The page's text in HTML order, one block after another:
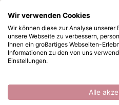
Zum Hauptinhalt springen
Sofort ab
Nuvo • Media
/ Nuvo by Tonic Studios /
Wonach suchen Sie?
Wir verwenden Cookies
Wir können diese zur Analyse
unsere Webseite zu verbessern,
Ihnen ein großartiges Webseiten-
Informationen zu den von uns
Einstellungen.
Alle